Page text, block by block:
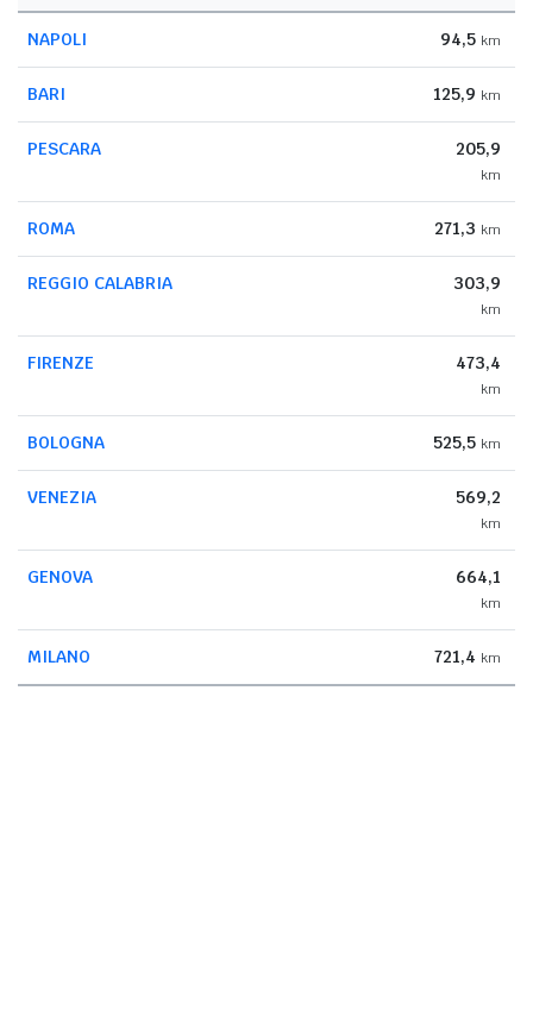
NAPOLI 94,5 km
BARI 125,9 km
PESCARA 205,9
km
ROMA 271,3 km
REGGIO CALABRIA 303,9
km
FIRENZE 473,4
km
BOLOGNA 525,5 km
VENEZIA 569,2
km
GENOVA 664,1
km
MILANO 721,4 km